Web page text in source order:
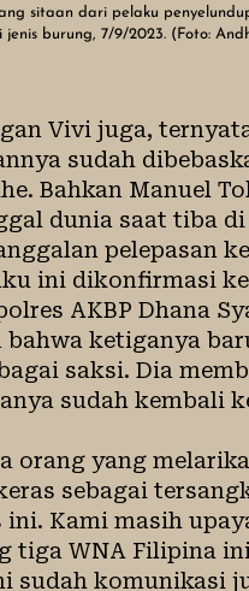
sitaan dari pelaku
burung, 7/9/2023. (Foto:
Vivi juga,
sudah
Bahkan Manuel
dunia saat tiba di
pelepasan
ini dikonfirmasi
AKBP Dhana
bahwa ketiganya
saksi. Dia
sudah kembali
orang yang
sebagai
ini. Kami masih
tiga WNA Filipina
sudah komunikasi